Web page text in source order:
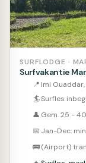
SURFLODGE ·
Surfvakantie
📍 Imi
🏄Surfles
👤 Gem. 25 -
📅 Jan-Dec:
🚌(Airport)